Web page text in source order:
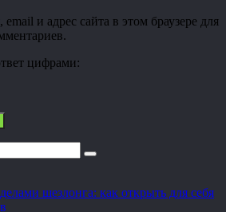
и адрес сайта в этом браузере для
цифрами:
шезлонга: как открыть для себя